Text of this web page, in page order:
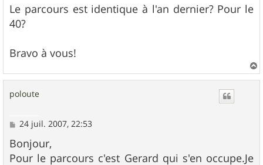
s
s
a
Le parcours est identique à l'an dernier? Pour le
40?
Bravo à vous!
a
poloute
M
s
s
a
24 juil. 2007, 22:53
Bonjour,
Pour le parcours c'est Gerard qui s'en occupe.Je